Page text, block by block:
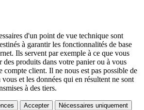
d'un point de vue technique sont
à garantir les fonctionnalités de base
Ils servent par exemple à ce que vous
des produits dans votre panier ou à vous
compte client. Il ne nous est pas possible de
et les données qui en résultent ne sont
à des tiers.
Accepter Nécessaires uniquement